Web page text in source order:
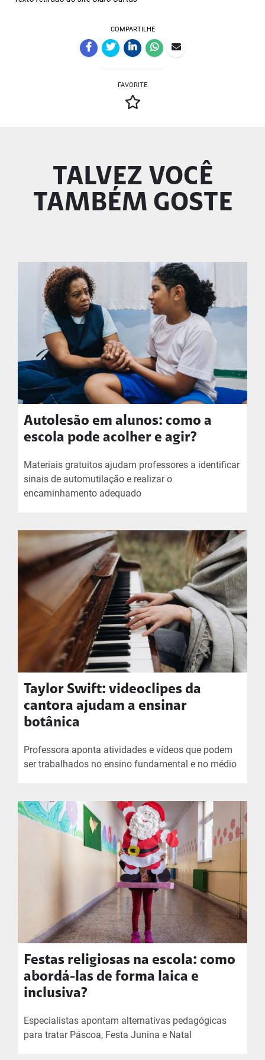
COMPARTILHE
FAVORITE
TALVEZ VOCÊ
TAMBÉM GOSTE
Autolesão em alunos: como a
escola pode acolher e agir?
Materiais gratuitos ajudam professores a identificar
sinais de automutilação e realizar o
encaminhamento adequado
Taylor Swift: videoclipes da
cantora ajudam a ensinar
botânica
Professora aponta atividades e vídeos que podem
ser trabalhados no ensino fundamental e no médio
Festas religiosas na escola: como
abordá-las de forma laica e
inclusiva?
Especialistas apontam alternativas pedagógicas
para tratar Páscoa, Festa Junina e Natal